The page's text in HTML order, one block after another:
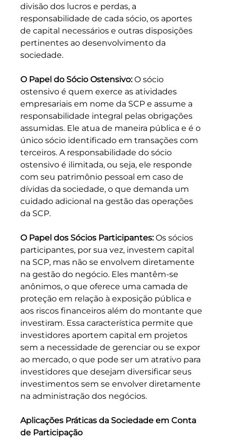
divisão dos lucros e perdas, a
responsabilidade de cada sócio, os aportes
de capital necessários e outras disposições
pertinentes ao desenvolvimento da
sociedade.
O Papel do Sócio Ostensivo: O sócio
ostensivo é quem exerce as atividades
empresariais em nome da SCP e assume a
responsabilidade integral pelas obrigações
assumidas. Ele atua de maneira pública e é o
único sócio identificado em transações com
terceiros. A responsabilidade do sócio
ostensivo é ilimitada, ou seja, ele responde
com seu patrimônio pessoal em caso de
dívidas da sociedade, o que demanda um
cuidado adicional na gestão das operações
da SCP.
O Papel dos Sócios Participantes: Os sócios
participantes, por sua vez, investem capital
na SCP, mas não se envolvem diretamente
na gestão do negócio. Eles mantêm-se
anônimos, o que oferece uma camada de
proteção em relação à exposição pública e
aos riscos financeiros além do montante que
investiram. Essa característica permite que
investidores aportem capital em projetos
sem a necessidade de gerenciar ou se expor
ao mercado, o que pode ser um atrativo para
investidores que desejam diversificar seus
investimentos sem se envolver diretamente
na administração dos negócios.
Aplicações Práticas da Sociedade em Conta
de Participação